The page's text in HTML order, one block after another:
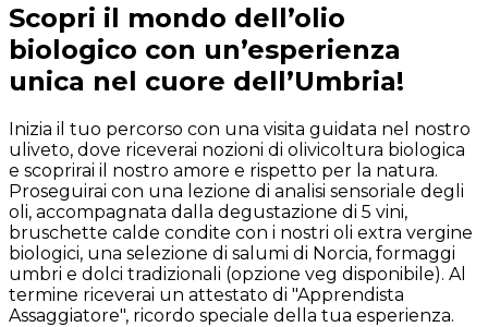
Scopri il mondo dell’olio
biologico con un’esperienza
unica nel cuore dell’Umbria!
Inizia il tuo percorso con una visita guidata nel nostro
uliveto, dove riceverai nozioni di olivicoltura biologica
e scoprirai il nostro amore e rispetto per la natura.
Proseguirai con una lezione di analisi sensoriale degli
oli, accompagnata dalla degustazione di 5 vini,
bruschette calde condite con i nostri oli extra vergine
biologici, una selezione di salumi di Norcia, formaggi
umbri e dolci tradizionali (opzione veg disponibile). Al
termine riceverai un attestato di "Apprendista
Assaggiatore", ricordo speciale della tua esperienza.